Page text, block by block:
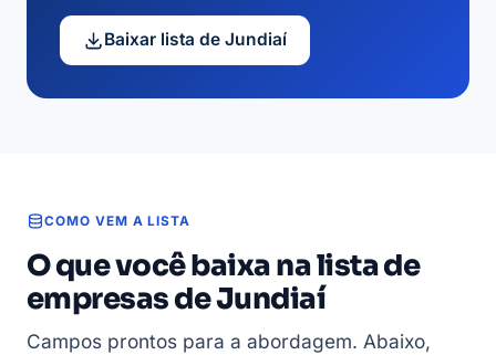
Baixar lista de Jundiaí
COMO VEM A LISTA
O que você baixa na lista de
empresas de Jundiaí
Campos prontos para a abordagem. Abaixo,